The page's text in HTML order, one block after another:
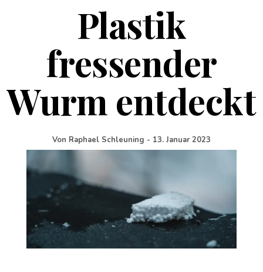
Plastik
fressender
Wurm entdeckt
Von Raphael Schleuning - 13. Januar 2023